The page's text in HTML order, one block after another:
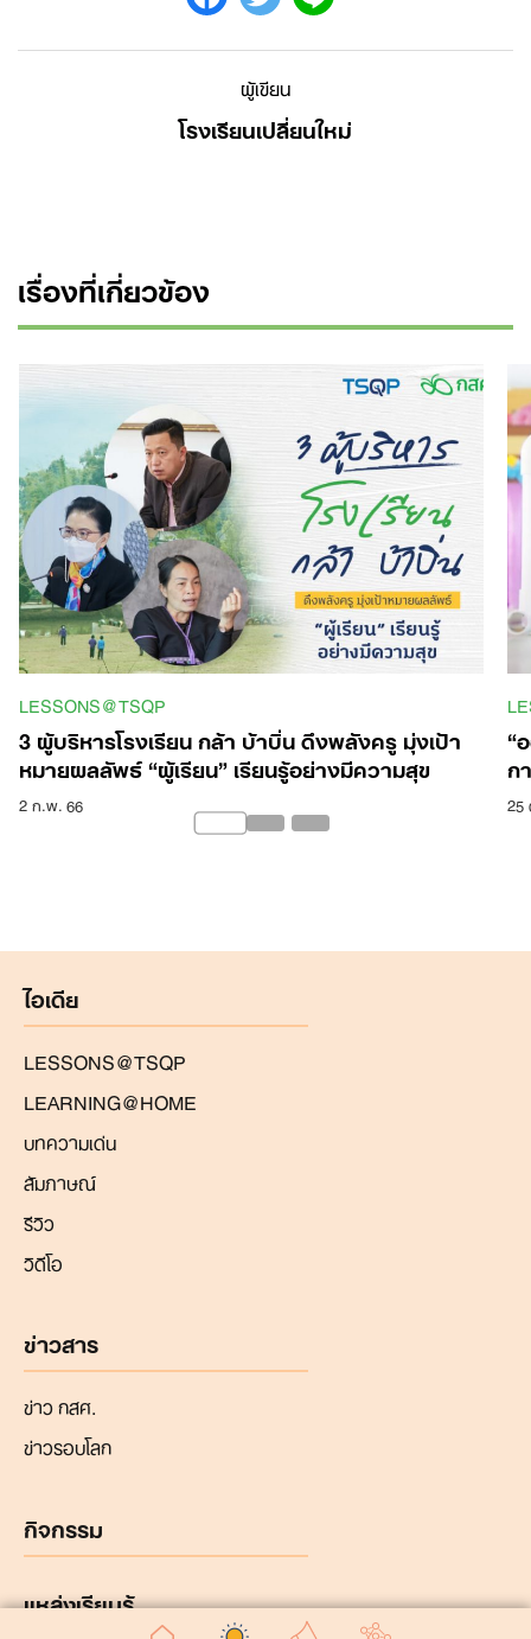
ผู้เขียน
โรงเรียนเปลี่ยนใหม่
เรื่องที่เกี่ยวข้อง
LESSONS@TSQP
3 ผู้บริหารโรงเรียน กล้า บ้าบิ่น ดึงพลังครู มุ่งเป้า
หมายผลลัพธ์ “ผู้เรียน” เรียนรู้อย่างมีความสุข
2 ก.พ. 66
“
ก
25
ไอเดีย
LESSONS@TSQP
LEARNING@HOME
บทความเด่น
สัมภาษณ์
รีวิว
วิดีโอ
ข่าวสาร
ข่าว กสศ.
ข่าวรอบโลก
กิจกรรม
แหล่งเรียนรู้